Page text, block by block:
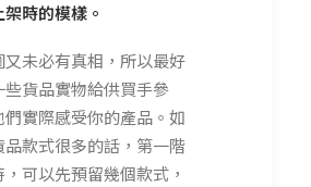
時的模樣。
又未必有真相，所以最好
些貨品實物給供買手參
們實際感受你的產品。如
品款式很多的話，第一階
可以先預留幾個款式，